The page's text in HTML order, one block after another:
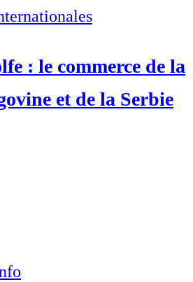
: le commerce de la
et de la Serbie